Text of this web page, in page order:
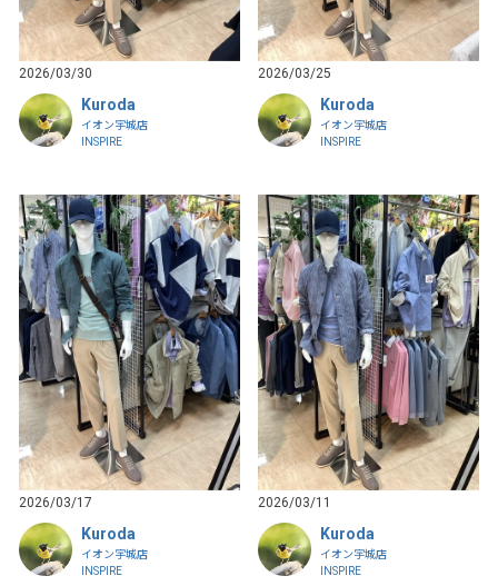
2026/03/30
Kuroda
イオン宇城店
INSPIRE
2026/03/25
Kuroda
イオン宇城店
INSPIRE
2026/03/17
Kuroda
イオン宇城店
INSPIRE
2026/03/11
Kuroda
イオン宇城店
INSPIRE